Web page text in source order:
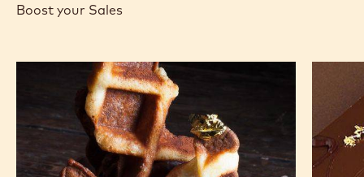
Boost your Sales
pâtissières
chocolat